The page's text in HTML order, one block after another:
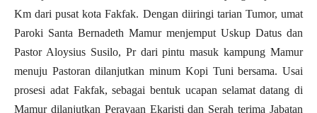
Km dari pusat kota Fakfak. Dengan diiringi tarian Tumor, umat
Paroki Santa Bernadeth Mamur menjemput Uskup Datus dan
Pastor Aloysius Susilo, Pr dari pintu masuk kampung Mamur
menuju Pastoran dilanjutkan minum Kopi Tuni bersama. Usai
prosesi adat Fakfak, sebagai bentuk ucapan selamat datang di
Mamur dilanjutkan Perayaan Ekaristi dan Serah terima Jabatan